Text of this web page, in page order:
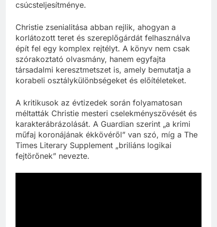
csúcsteljesítménye.
Christie zsenialitása abban rejlik, ahogyan a
korlátozott teret és szereplőgárdát felhasználva
épít fel egy komplex rejtélyt. A könyv nem csak
szórakoztató olvasmány, hanem egyfajta
társadalmi keresztmetszet is, amely bemutatja a
korabeli osztálykülönbségeket és előítéleteket.
A kritikusok az évtizedek során folyamatosan
méltatták Christie mesteri cselekményszövését és
karakterábrázolását. A Guardian szerint „a krimi
műfaj koronájának ékkövéről” van szó, míg a The
Times Literary Supplement „briliáns logikai
fejtörőnek” nevezte.